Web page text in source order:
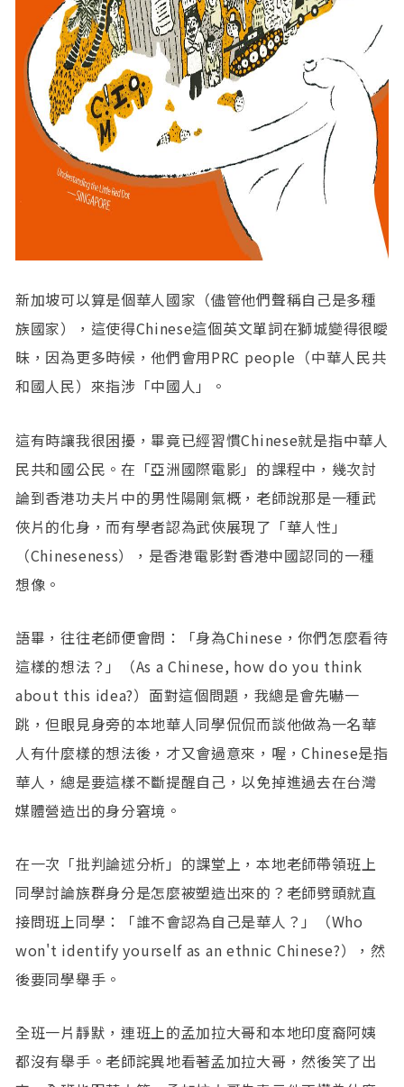
新加坡可以算是個華人國家（儘管他們聲稱自己是多種
族國家），這使得Chinese這個英文單詞在獅城變得很曖
昧，因為更多時候，他們會用PRC people（中華人民共
和國人民）來指涉「中國人」。
這有時讓我很困擾，畢竟已經習慣Chinese就是指中華人
民共和國公民。在「亞洲國際電影」的課程中，幾次討
論到香港功夫片中的男性陽剛氣概，老師說那是一種武
俠片的化身，而有學者認為武俠展現了「華人性」
（Chineseness），是香港電影對香港中國認同的一種
想像。
語畢，往往老師便會問：「身為Chinese，你們怎麼看待
這樣的想法？」（As a Chinese, how do you think
about this idea?）面對這個問題，我總是會先嚇一
跳，但眼見身旁的本地華人同學侃侃而談他做為一名華
人有什麼樣的想法後，才又會過意來，喔，Chinese是指
華人，總是要這樣不斷提醒自己，以免掉進過去在台灣
媒體營造出的身分窘境。
在一次「批判論述分析」的課堂上，本地老師帶領班上
同學討論族群身分是怎麼被塑造出來的？老師劈頭就直
接問班上同學：「誰不會認為自己是華人？」（Who
won't identify yourself as an ethnic Chinese?），然
後要同學舉手。
全班一片靜默，連班上的孟加拉大哥和本地印度裔阿姨
都沒有舉手。老師詫異地看著孟加拉大哥，然後笑了出